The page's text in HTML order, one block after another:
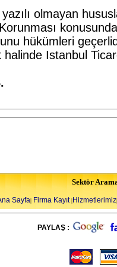
olmayan
hükümleri
halinde Istanbul
Sektör
Sayfa| Firma Kayıt|Hizmetlerimiz|
PAYLAŞ :